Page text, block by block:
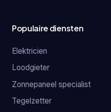
Populaire diensten
Elektricien
Loodgieter
Zonnepaneel specialist
Tegelzetter